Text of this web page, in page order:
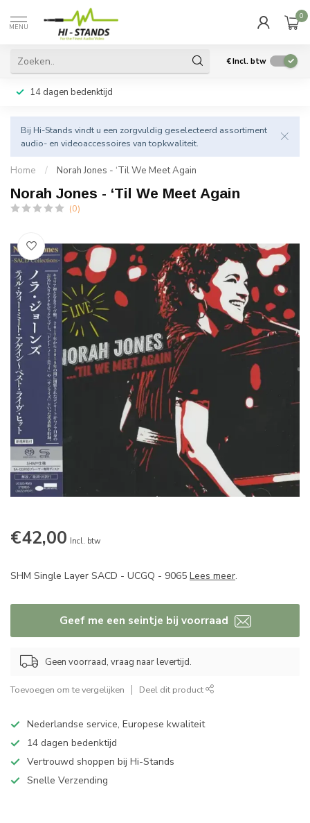
MENU
0
€Incl. btw
14 dagen bedenktijd
Bij Hi-Stands vindt u een zorgvuldig geselecteerd assortiment
audio- en videoaccessoires van topkwaliteit.
Home / Norah Jones - ‘Til We Meet Again
Norah Jones - ‘Til We Meet Again
(0)
€42,00 Incl. btw
SHM Single Layer SACD - UCGQ - 9065 Lees meer.
Geef me een seintje bij voorraad
Geen voorraad, vraag naar levertijd.
Toevoegen om te vergelijken Deel dit product
Nederlandse service, Europese kwaliteit
14 dagen bedenktijd
Vertrouwd shoppen bij Hi-Stands
Snelle Verzending